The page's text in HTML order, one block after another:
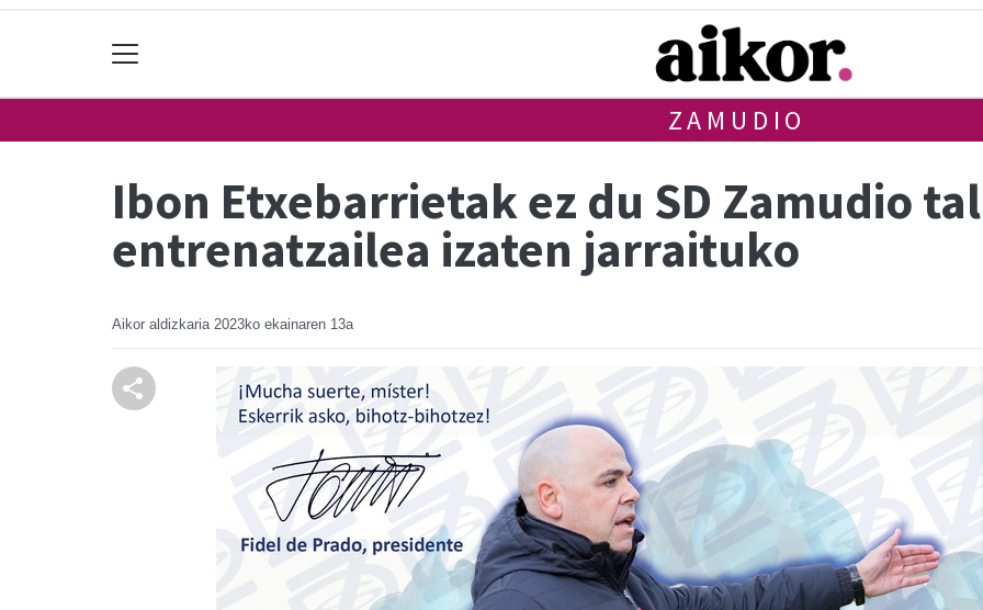
ZAMUDIO
Ibon Etxebarrietak ez du SD Zamudio
entrenatzailea izaten jarraituko
Aikor aldizkaria 2023ko ekainaren 13a